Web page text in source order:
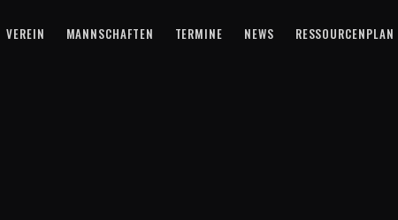
VEREIN MANNSCHAFTEN TERMINE NEWS RESSOURCENPLAN